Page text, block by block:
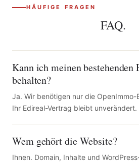
HÄUFIGE FRAGEN
FAQ.
Kann ich meinen bestehenden
behalten?
Ja. Wir benötigen nur die
Ihr Edireal-Vertrag bleibt unverändert.
Wem gehört die Website?
Ihnen. Domain, Inhalte und